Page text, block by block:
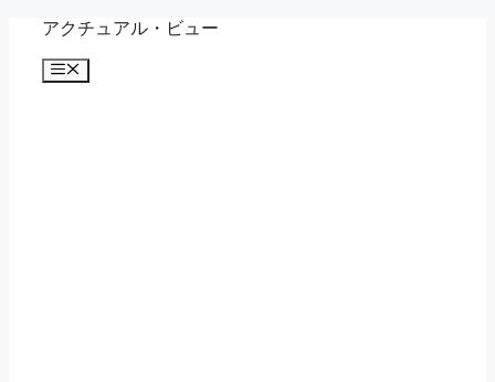
アクチュアル・ビュー
メ